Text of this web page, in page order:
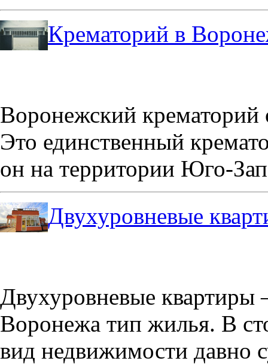
Крематорий в
Воронежский крематорий
Это единственный
он на территории Юго-
Двухуровневые
Двухуровневые квартиры
Воронежа тип жилья. В
вид недвижимости давно